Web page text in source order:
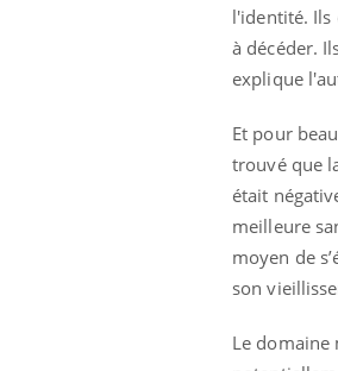
l'identité. Ils
à décéder.
explique
Et pour
trouvé que
était
meilleure
moyen de
son
Le domaine